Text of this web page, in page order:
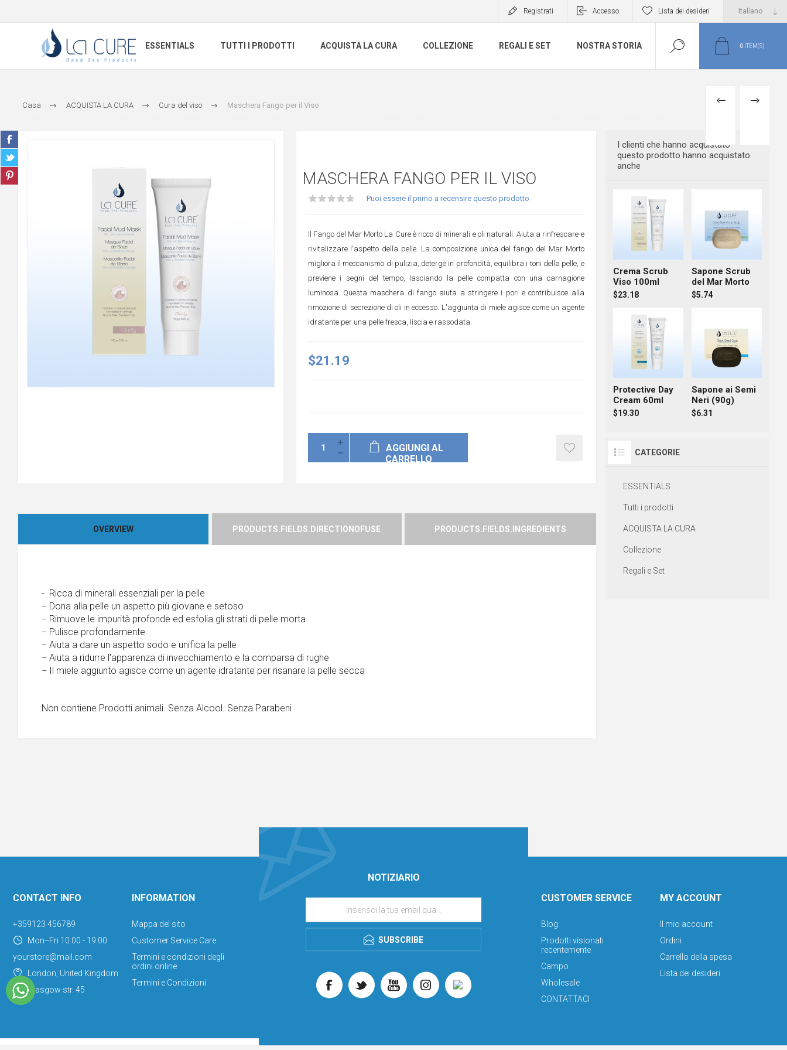
Registrati Accesso Lista dei desideri
ESSENTIALS TUTTI I PRODOTTI ACQUISTA LA CURA COLLEZIONE REGALI E SET NOSTRA STORIA 0 ITEM(S)
Casa ACQUISTA LA CURA Cura del viso Maschera Fango per il Viso PREVIOUS
NEXT
MASCHERA FANGO PER IL VISO
Puoi essere il primo a recensire questo prodotto
Il Fango del Mar Morto La Cure è ricco di minerali e oli naturali. Aiuta a rinfrescare e
rivitalizzare l'aspetto della pelle. La composizione unica del fango del Mar Morto
migliora il meccanismo di pulizia, deterge in profondità, equilibra i toni della pelle, e
previene i segni del tempo, lasciando la pelle compatta con una carnagione
luminosa. Questa maschera di fango aiuta a stringere i pori e contribuisce alla
rimozione di secrezione di oli in eccesso. L'aggiunta di miele agisce come un agente
idratante per una pelle fresca, liscia e rassodata.
$21.19
AGGIUNGI AL
CARRELLO
OVERVIEW PRODUCTS.FIELDS.DIRECTIONOFUSE PRODUCTS.FIELDS.INGREDIENTS
- Ricca di minerali essenziali per la pelle
− Dona alla pelle un aspetto più giovane e setoso
− Rimuove le impurità profonde ed esfolia gli strati di pelle morta.
− Pulisce profondamente
− Aiuta a dare un aspetto sodo e unifica la pelle
− Aiuta a ridurre l'apparenza di invecchiamento e la comparsa di rughe
− Il miele aggiunto agisce come un agente idratante per risanare la pelle secca
Non contiene Prodotti animali. Senza Alcool. Senza Parabeni
I clienti che hanno acquistato
questo prodotto hanno acquistato
anche
Crema Scrub
Viso 100ml
$23.18
Sapone Scrub
del Mar Morto
$5.74
Protective Day
Cream 60ml
$19.30
Sapone ai Semi
Neri (90g)
$6.31
CATEGORIE
ESSENTIALS
Tutti i prodotti
ACQUISTA LA CURA
Collezione
Regali e Set
NOTIZIARIO
SUBSCRIBE
CONTACT INFO
+359123 456789
Mon--Fri 10:00 - 19:00
yourstore@mail.com
London, United Kingdom
Glasgow str. 45
INFORMATION
Mappa del sito
Customer Service Care
Termini e condizioni degli
ordini online
Termini e Condizioni
CUSTOMER SERVICE
Blog
Prodotti visionati
recentemente
Campo
Wholesale
CONTATTACI
MY ACCOUNT
Il mio account
Ordini
Carrello della spesa
Lista dei desideri